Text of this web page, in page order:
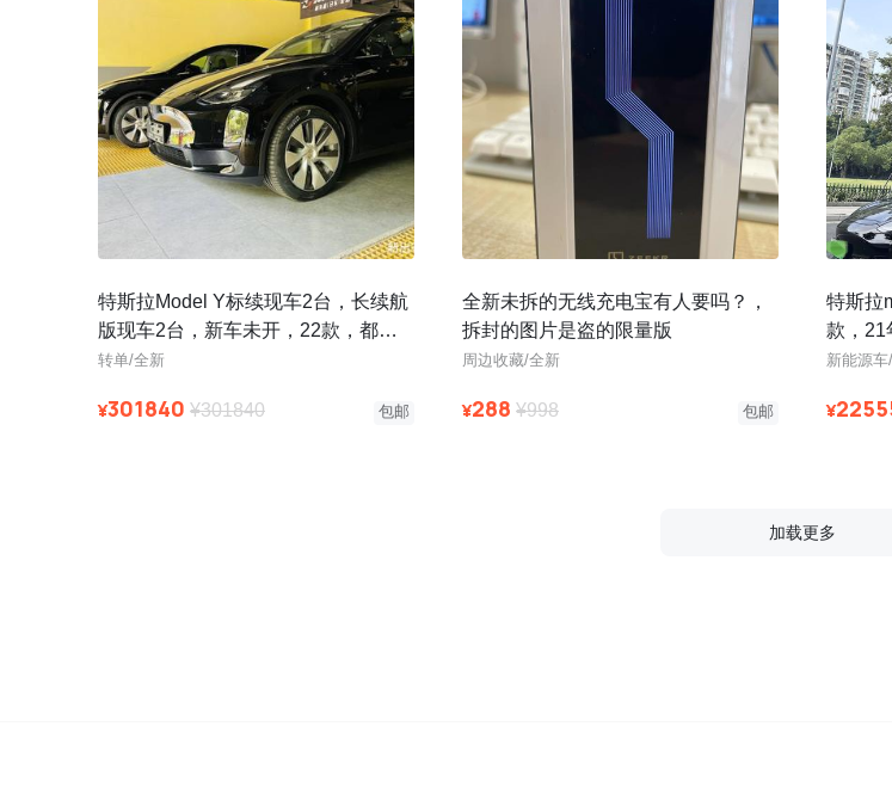
特斯拉Model Y标续现车2台，长续航
版现车2台，新车未开，22款，都是
几公里的新车，手续齐全，涨
转单/全新
¥301840 ¥301840 包邮
全新未拆的无线充电宝有人要吗？，
拆封的图片是盗的限量版
周边收藏/全新
¥288 ¥998 包邮
特斯拉
款，21
3D1机
新能源
¥
加载更多